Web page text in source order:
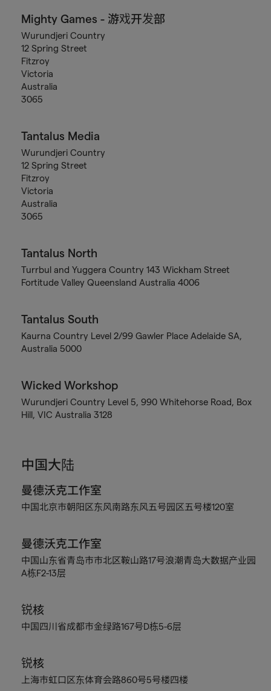
Mighty Games - 游戏开发部
Wurundjeri Country
12 Spring Street
Fitzroy
Victoria
Australia
3065
Tantalus Media
Wurundjeri Country
12 Spring Street
Fitzroy
Victoria
Australia
3065
Tantalus North
Turrbul and Yuggera Country 143 Wickham Street
Fortitude Valley Queensland Australia 4006
Tantalus South
Kaurna Country Level 2/99 Gawler Place Adelaide SA,
Australia 5000
Wicked Workshop
Wurundjeri Country Level 5, 990 Whitehorse Road, Box
Hill, VIC Australia 3128
中国大陆
曼德沃克工作室
中国北京市朝阳区东风南路东风五号园区五号楼120室
曼德沃克工作室
中国山东省青岛市市北区鞍山路17号浪潮青岛大数据产业园
A栋F2-13层
锐核
中国四川省成都市金绿路167号D栋5-6层
锐核
上海市虹口区东体育会路860号5号楼四楼